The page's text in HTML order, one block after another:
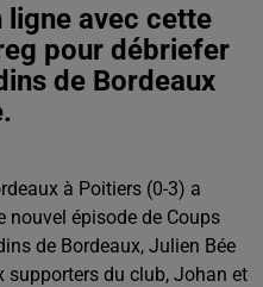
ligne avec cette
pour débriefer
de Bordeaux
à Poitiers (0-3) a
nouvel épisode de Coups
de Bordeaux, Julien Bée
supporters du club, Johan et